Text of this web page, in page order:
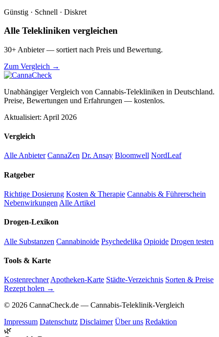
Günstig · Schnell · Diskret
Alle Telekliniken vergleichen
30+ Anbieter — sortiert nach Preis und Bewertung.
Zum Vergleich →
Unabhängiger Vergleich von Cannabis-Telekliniken in Deutschland.
Preise, Bewertungen und Erfahrungen — kostenlos.
Aktualisiert: April 2026
Vergleich
Alle Anbieter CannaZen Dr. Ansay Bloomwell NordLeaf
Ratgeber
Richtige Dosierung Kosten & Therapie Cannabis & Führerschein
Nebenwirkungen Alle Artikel
Drogen-Lexikon
Alle Substanzen Cannabinoide Psychedelika Opioide Drogen testen
Tools & Karte
Kostenrechner Apotheken-Karte Städte-Verzeichnis Sorten & Preise
Rezept holen →
© 2026 CannaCheck.de — Cannabis-Teleklinik-Vergleich
Impressum Datenschutz Disclaimer Über uns Redaktion
🌿